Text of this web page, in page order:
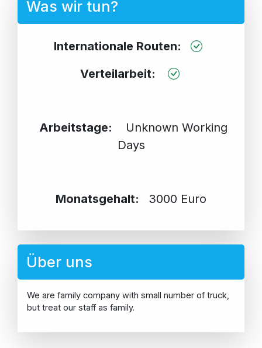
Was wir tun?
Internationale Routen:
Verteilarbeit:
Arbeitstage:
Unknown Working
Days
Monatsgehalt: 3000 Euro
Über uns
We are family company with small number of truck,
but treat our staff as family.